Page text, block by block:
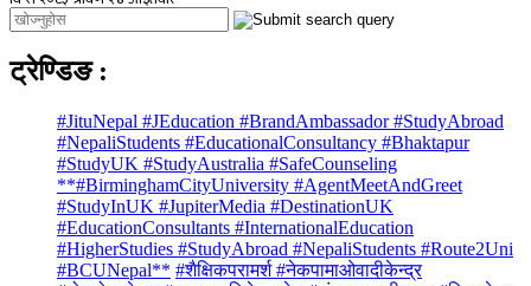
ट्रेण्डिङ :
#JituNepal #JEducation #BrandAmbassador #StudyAbroad
#NepaliStudents #EducationalConsultancy #Bhaktapur
#StudyUK #StudyAustralia #SafeCounseling
**#BirminghamCityUniversity #AgentMeetAndGreet
#StudyInUK #JupiterMedia #DestinationUK
#EducationConsultants #InternationalEducation
#HigherStudies #StudyAbroad #NepaliStudents #Route2Uni
#BCUNepal** #शैक्षिकपरामर्श #नेकपामाओवादीकेन्द्र